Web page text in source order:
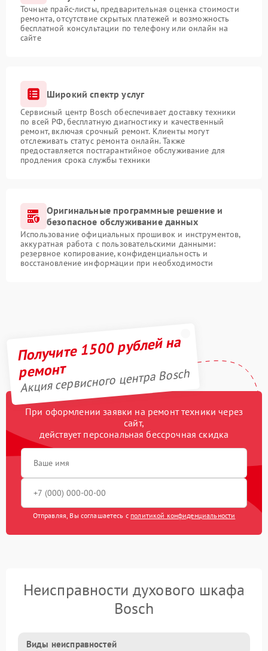
Точные прайс-листы, предварительная оценка стоимости
ремонта, отсутствие скрытых платежей и возможность
бесплатной консультации по телефону или онлайн на
сайте
Широкий спектр услуг
Сервисный центр Bosch обеспечивает доставку техники
по всей РФ, бесплатную диагностику и качественный
ремонт, включая срочный ремонт. Клиенты могут
отслеживать статус ремонта онлайн. Также
предоставляется постгарантийное обслуживание для
продления срока службы техники
Оригинальные программные решение и
безопасное обслуживание данных
Использование официальных прошивок и инструментов,
аккуратная работа с пользовательскими данными:
резервное копирование, конфиденциальность и
восстановление информации при необходимости
Получите 1500 рублей на
ремонт
Акция сервисного центра Bosch
При оформлении заявки на ремонт техники через
сайт,
действует персональная бессрочная скидка
Отправляя, Вы соглашаетесь с политикой конфиденциальности
Неисправности духового шкафа
Bosch
Виды неисправностей